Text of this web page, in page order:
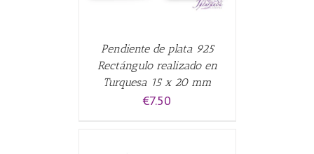
Pendiente de plata 925
Rectángulo realizado en
Turquesa 15 x 20 mm
€7.50